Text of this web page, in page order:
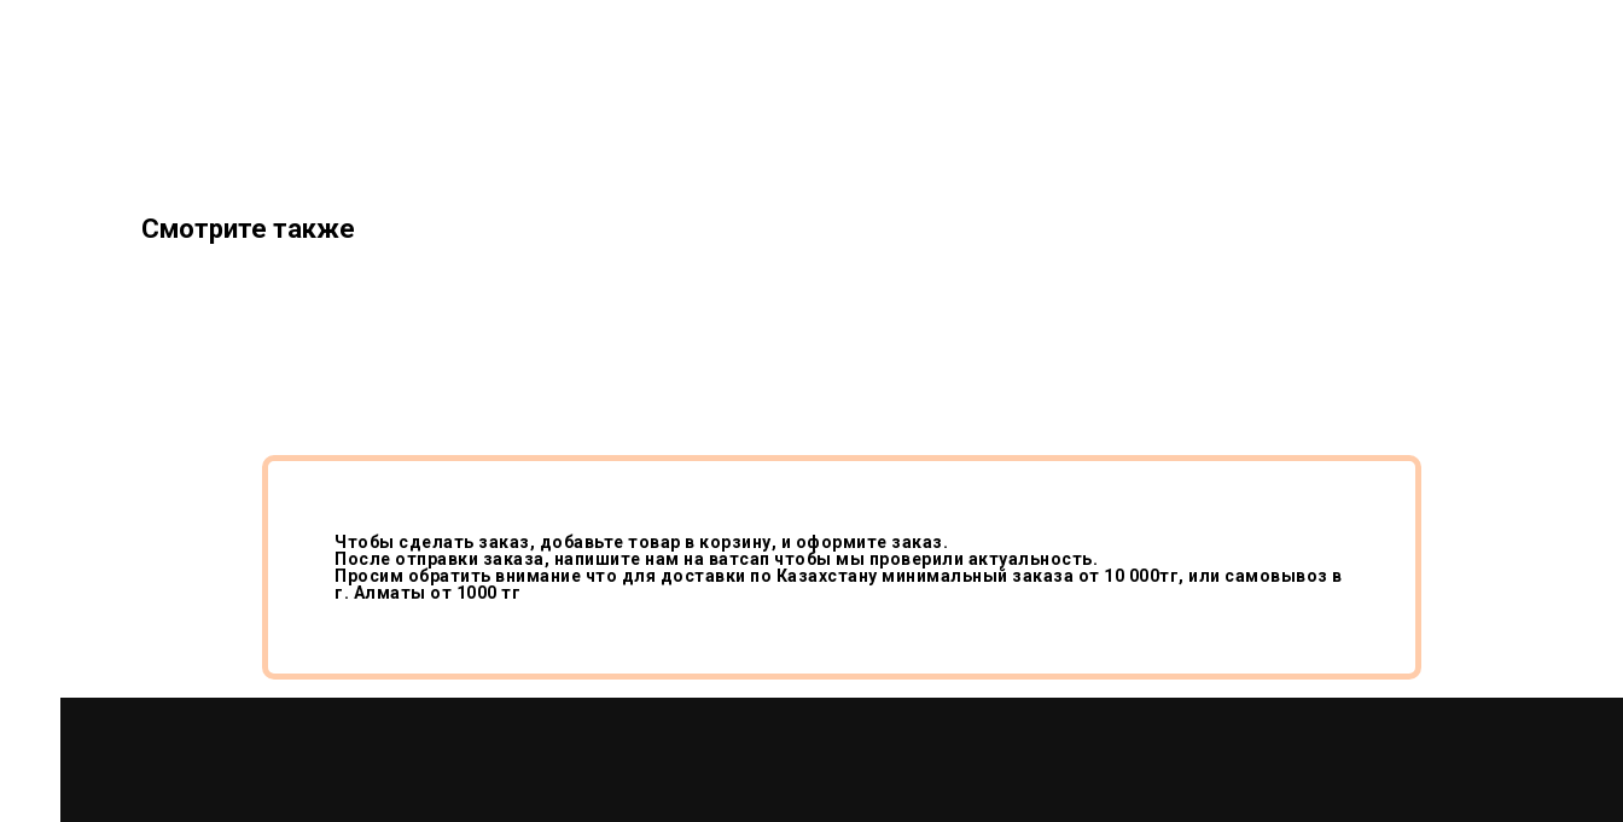
Смотрите также
Чтобы сделать заказ, добавьте товар в корзину, и оформите заказ.
После отправки заказа, напишите нам на ватсап чтобы мы проверили актуальность.
Просим обратить внимание что для доставки по Казахстану минимальный заказа от 10 000тг, или самовывоз в
г. Алматы от 1000 тг